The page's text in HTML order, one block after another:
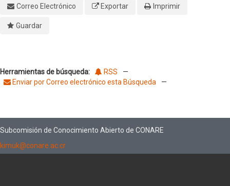
Correo Electrónico
Exportar Imprimir
Guardar
Herramientas de búsqueda: RSS
—
Enviar por Correo electrónico esta Búsqueda
—
Subcomisión de Conocimiento Abierto de CONARE
kimuk@conare.ac.cr